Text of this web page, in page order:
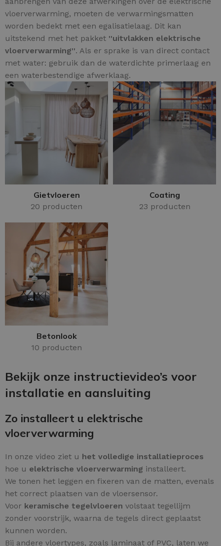
vloerverwarming, moeten de verwarmingsmatten
worden bedekt met een egalisatielaag. Dit kan
uitstekend met het pakket ''uitvlakken elektrische
vloerverwarming''. Als er sprake is van direct contact
met water: gebruik dan de waterdichte primerlaag en
een waterbestendige afwerklaag.
Gietvloeren
20 producten
Coating
23 producten
Betonlook
10 producten
Bekijk onze instructievideo’s voor
installatie en aansluiting
Zo installeert u elektrische
vloerverwarming
In onze video ziet u het volledige installatieproces
hoe u elektrische vloerverwarming installeert.
We tonen het leggen en fixeren van de matten, evenals
het correct plaatsen van de vloersensor.
Voor keramische tegelvloeren volstaat tegellijm
zonder voorstrijk, waarna de tegels direct geplaatst
kunnen worden.
Bij andere vloertypes, zoals laminaat of PVC, laten we